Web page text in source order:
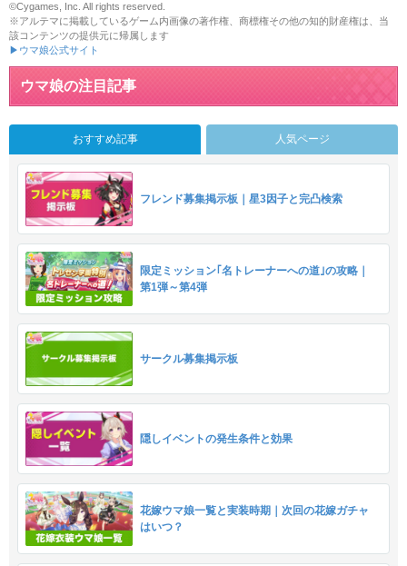
©Cygames, Inc. All rights reserved.
※アルテマに掲載しているゲーム内画像の著作権、商標権その他の知的財産権は、当
該コンテンツの提供元に帰属します
▶ウマ娘公式サイト
ウマ娘の注目記事
おすすめ記事 人気ページ
フレンド募集掲示板｜星3因子と完凸検索
限定ミッション｢名トレーナーへの道｣の攻略｜
第1弾～第4弾
サークル募集掲示板
隠しイベントの発生条件と効果
花嫁ウマ娘一覧と実装時期｜次回の花嫁ガチャ
はいつ？